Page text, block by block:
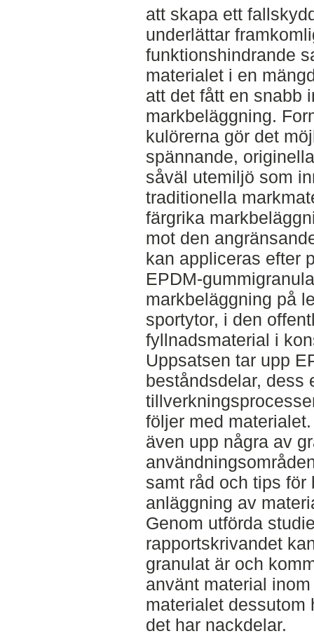
att skapa ett
underlättar
funktionshindrande
materialet i en
att det fått en snabb
markbeläggning.
kulörerna gör det
spännande,
såväl utemiljö som
traditionella
färgrika
mot den
kan appliceras efter
EPDM-
markbeläggning på
sportytor, i den
fyllnadsmaterial i
Uppsatsen tar upp
beståndsdelar, dess
följer med
även upp några av
samt råd och tips för
anläggning av
Genom utförda
rapportskrivandet
granulat är och
använt material
materialet dessutom
det har nackdelar.